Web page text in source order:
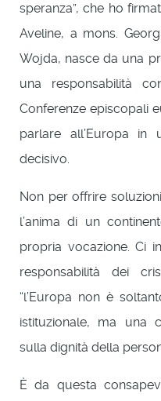
speranza”, che ho
Aveline, a mons.
Wojda, nasce da una
una responsabilità
Conferenze episcopali
parlare all’Europa in
decisivo.
Non per offrire
l’anima di un
propria vocazione. Ci
responsabilità dei
“l’Europa non è
istituzionale, ma una
sulla dignità della
È da questa